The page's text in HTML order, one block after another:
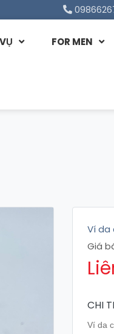
FOR MEN
Ví da
Giá
CHI
Ví da